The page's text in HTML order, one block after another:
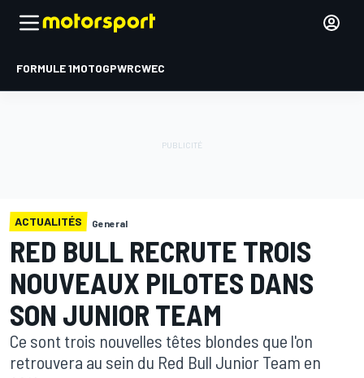
FORMULE 1MOTOGPWRCWEC
ACTUALITÉS General
RED BULL RECRUTE TROIS
NOUVEAUX PILOTES DANS
SON JUNIOR TEAM
Ce sont trois nouvelles têtes blondes que l'on
retrouvera au sein du Red Bull Junior Team en